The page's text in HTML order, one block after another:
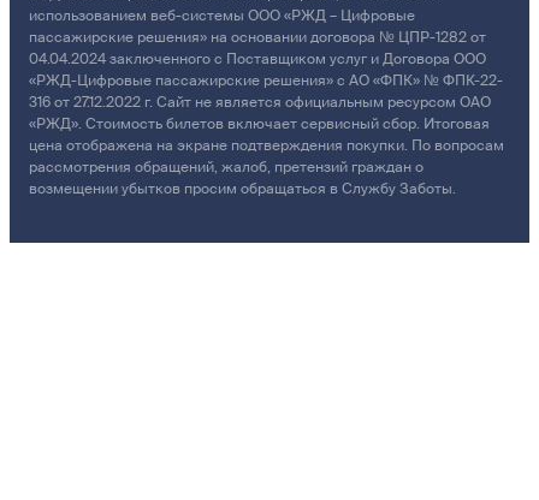
использованием веб-системы ООО «РЖД – Цифровые
пассажирские решения» на основании договора № ЦПР-1282 от
04.04.2024 заключенного с Поставщиком услуг и Договора ООО
«РЖД-Цифровые пассажирские решения» с АО «ФПК» № ФПК-22-
316 от 27.12.2022 г. Сайт не является официальным ресурсом ОАО
«РЖД». Стоимость билетов включает сервисный сбор. Итоговая
цена отображена на экране подтверждения покупки. По вопросам
рассмотрения обращений, жалоб, претензий граждан о
возмещении убытков просим обращаться в Службу Заботы.